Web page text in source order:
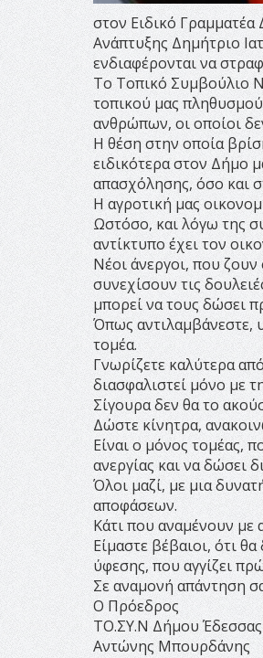
στον Ειδικό
Ανάπτυξης Δημήτριο
ενδιαφέρονται να
Το Τοπικό Συμβούλιο
τοπικού μας
ανθρώπων, οι οποίοι
Η θέση στην οποία
ειδικότερα στον Δήμο
απασχόλησης, όσο και
Η αγροτική μας
Ωστόσο, και λόγω της
αντίκτυπο έχει τον
Νέοι άνεργοι, που
συνεχίσουν τις
μπορεί να τους δώσει
Όπως αντιλαμβάνεστε,
τομέα.
Γνωρίζετε καλύτερα
διασφαλιστεί μόνο με
Σίγουρα δεν θα το
Δώστε κίνητρα,
Είναι ο μόνος τομέας,
ανεργίας και να δώσει
Όλοι μαζί, με μια
αποφάσεων.
Κάτι που αναμένουν με
Είμαστε βέβαιοι, ότι
ύφεσης, που αγγίζει
Σε αναμονή απάντηση
Ο Πρόεδρος
ΤΟ.ΣΥ.Ν Δήμου Έδεσσας
Αντώνης Μπουρδάνης